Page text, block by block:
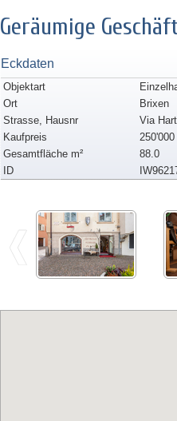
Geräumige
Eckdaten
Objektart
Ort
Brixen
Strasse, Hausnr
Via
Kaufpreis
250'000
Gesamtfläche m²
88.0
ID